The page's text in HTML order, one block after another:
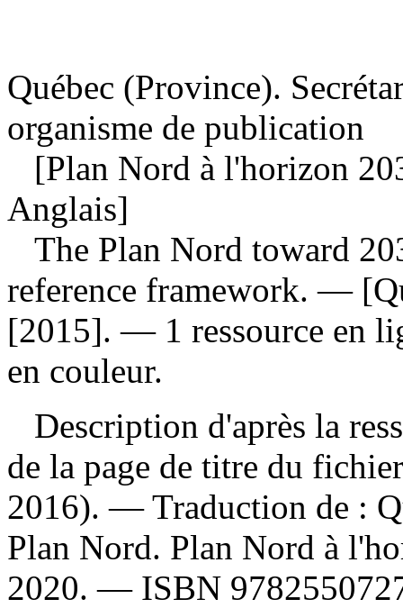
Québec (Province).
organisme de publication
[Plan Nord à l'horizon
Anglais]
The Plan Nord toward
reference framework. —
[2015]. — 1 ressource en
en couleur.
Description d'après la
de la page de titre du
2016). —Traduction de :
Plan Nord. Plan Nord à
2020. — ISBN